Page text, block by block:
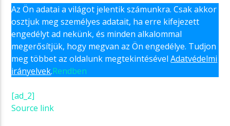
Az Ön adatai a világot jelentik számunkra. Csak akkor
osztjuk meg személyes adatait, ha erre kifejezett
engedélyt ad nekünk, és minden alkalommal
megerősítjük, hogy megvan az Ön engedélye. Tudjon
meg többet az oldalunk megtekintésévelAdatvédelmi
irányelvek.Rendben
[ad_2]
Source link